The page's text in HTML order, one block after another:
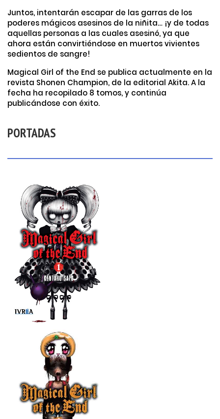
Juntos, intentarán escapar de las garras de los
poderes mágicos asesinos de la niñita… ¡y de todas
aquellas personas a las cuales asesinó, ya que
ahora están convirtiéndose en muertos vivientes
sedientos de sangre!
Magical Girl of the End se publica actualmente en la
revista Shonen Champion, de la editorial Akita. A la
fecha ha recopilado 8 tomos, y continúa
publicándose con éxito.
PORTADAS